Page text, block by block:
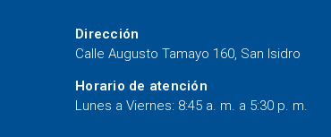
Dirección
Calle Augusto Tamayo 160, San Isidro
Horario de atención
Lunes a Viernes: 8:45 a. m. a 5:30 p. m.